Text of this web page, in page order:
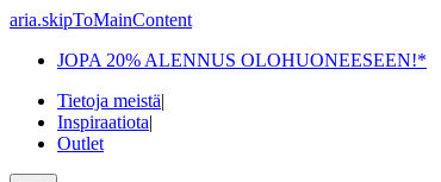
aria.skipToMainContent
JOPA 20% ALENNUS OLOHUONEESEEN!*
Tietoja meistä|
Inspiraatiota|
Outlet